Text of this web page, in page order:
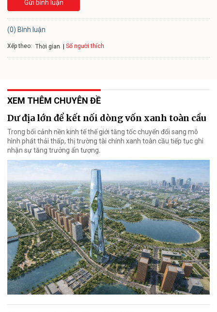
Gửi bình luận
(0) Bình luận
Xếp theo: Thời gian Số người thích
XEM THÊM CHUYÊN ĐỀ
Dư địa lớn để kết nối dòng vốn xanh toàn cầu
Trong bối cảnh nền kinh tế thế giới tăng tốc chuyển đổi sang mô
hình phát thải thấp, thị trường tài chính xanh toàn cầu tiếp tục ghi
nhận sự tăng trưởng ấn tượng.